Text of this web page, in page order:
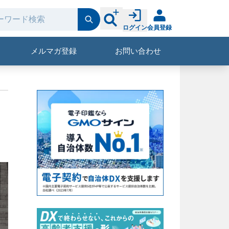
ログイン会員登録
メルマガ登録 お問い合わせ